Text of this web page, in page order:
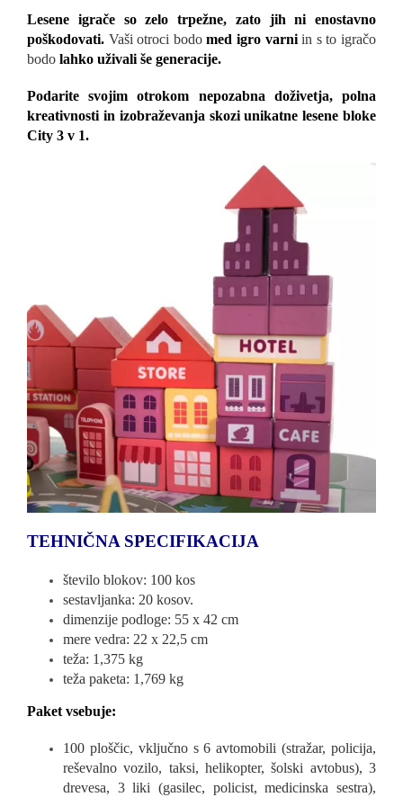
Lesene igrače so zelo trpežne, zato jih ni enostavno
poškodovati. Vaši otroci bodomed igro varniin s to igračo
bodo lahko uživali še generacije.
Podarite svojim otrokom nepozabna doživetja, polna
kreativnosti in izobraževanja skozi unikatne lesene bloke
City 3 v 1.
TEHNIČNA SPECIFIKACIJA
število blokov: 100 kos
sestavljanka: 20 kosov.
dimenzije podloge: 55 x 42 cm
mere vedra: 22 x 22,5 cm
teža: 1,375 kg
teža paketa: 1,769 kg
Paket vsebuje:
100 ploščic, vključno s 6 avtomobili (stražar, policija,
reševalno vozilo, taksi, helikopter, šolski avtobus), 3
drevesa, 3 liki (gasilec, policist, medicinska sestra),